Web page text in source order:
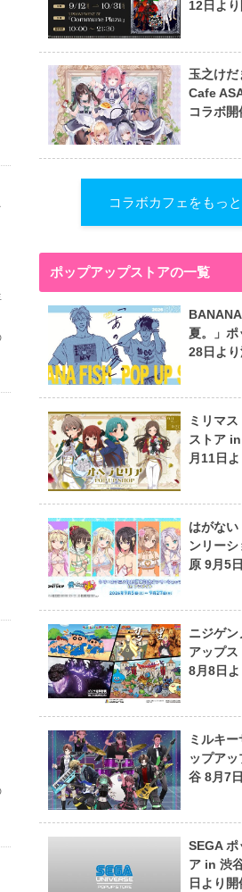
12日よ
玉之け
Cafe
コラボ開
コラボカフェをもっ
ポップアップストアの一覧
夏。」ポ
28日よ
ミリマ
ストア
月11日
はがな
ンリー
原 9月5
ニジゲ
アップ
8月8日
ミルキ
ップア
谷 8月7
SEGA ポ
ア in 渋
日より開